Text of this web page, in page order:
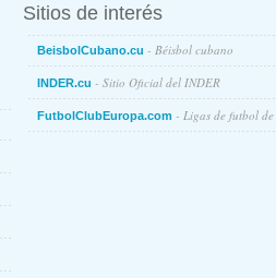
Sitios de interés
BeisbolCubano.cu - Béisbol cubano
INDER.cu - Sitio Oficial del INDER
FutbolClubEuropa.com - Ligas de futbol